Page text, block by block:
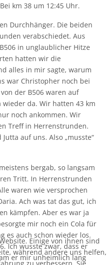
km 38 um 12:45 Uhr.
Durchhänger. Die beiden
verabschiedet. Aus
in unglaublicher Hitze
hatten wir die
alles in mir sagte, warum
war Christopher noch bei
der B506 waren auf
da. Wir hatten 43 km
noch ankommen. Wir
Treff in Herrenstrunden.
auf uns. Also „musste“
bergab, so langsam
Tritt. In Herrenstrunden
waren wie versprochen
Ach was tat das gut, ich
kämpfen. Aber es war ja
mir noch ein Cola für
es auch schon wieder los.
Ich wusste zwar, dass er
er mir unheimlich lang
Einige von ihnen sind
während andere uns helfen,
zu verbessern. Sie